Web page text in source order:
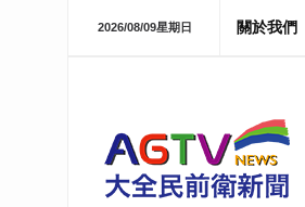
2026/08/09星期日 關於我們